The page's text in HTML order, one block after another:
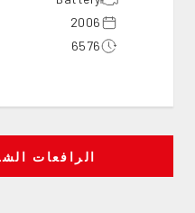
2006
6576
الرافعات